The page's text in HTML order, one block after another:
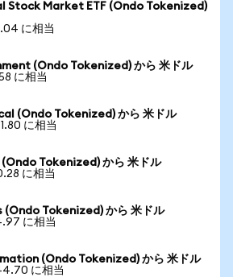
Stock Market ETF (Ondo Tokenized)
に相当
(Ondo Tokenized) から 米ドル
に相当
(Ondo Tokenized) から 米ドル
に相当
Tokenized) から 米ドル
に相当
(Ondo Tokenized) から 米ドル
に相当
(Ondo Tokenized) から 米ドル
に相当